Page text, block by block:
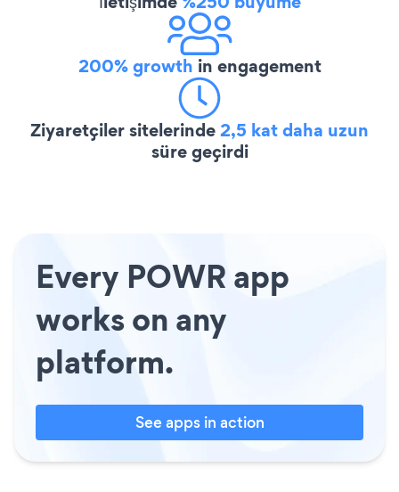
200% growth in engagement
Ziyaretçiler sitelerinde2,5 kat daha uzun
süre geçirdi
Every POWR app
works on any
platform.
See apps in action